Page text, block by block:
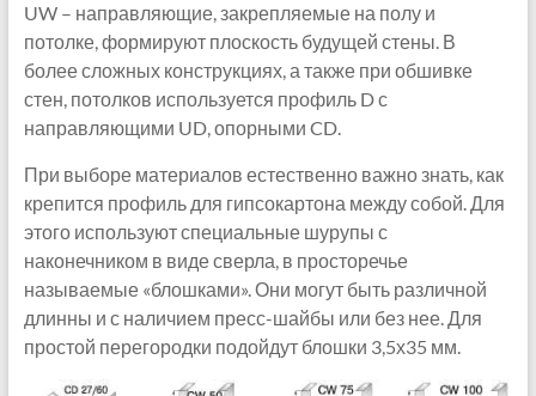
UW – направляющие, закрепляемые на полу и
потолке, формируют плоскость будущей стены. В
более сложных конструкциях, а также при обшивке
стен, потолков используется профиль D с
направляющими UD, опорными CD.
При выборе материалов естественно важно знать, как
крепится профиль для гипсокартона между собой. Для
этого используют специальные шурупы с
наконечником в виде сверла, в просторечье
называемые «блошками». Они могут быть различной
длинны и с наличием пресс-шайбы или без нее. Для
простой перегородки подойдут блошки 3,5х35 мм.